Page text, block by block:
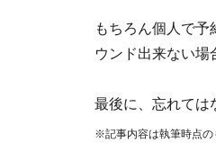
もちろん個人で
ウンド出来ない場
最後に、忘れては
※記事内容は執筆時点の